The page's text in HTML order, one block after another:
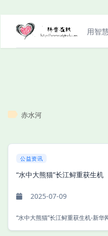
用智
赤水河
公益资讯
“水中大熊猫”长江鲟重获生机
2025-07-09